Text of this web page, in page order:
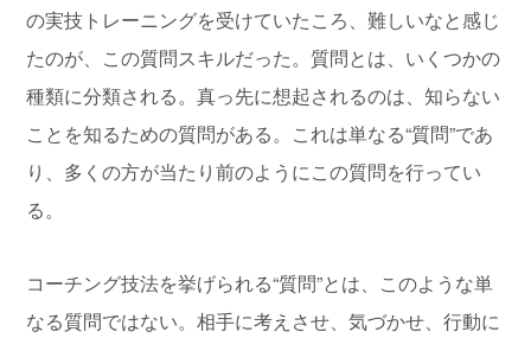
の実技トレーニングを受けていたころ、難しいなと感じ
たのが、この質問スキルだった。質問とは、いくつかの
種類に分類される。真っ先に想起されるのは、知らない
ことを知るための質問がある。これは単なる“質問”であ
り、多くの方が当たり前のようにこの質問を行ってい
る。
コーチング技法を挙げられる“質問”とは、このような単
なる質問ではない。相手に考えさせ、気づかせ、行動に